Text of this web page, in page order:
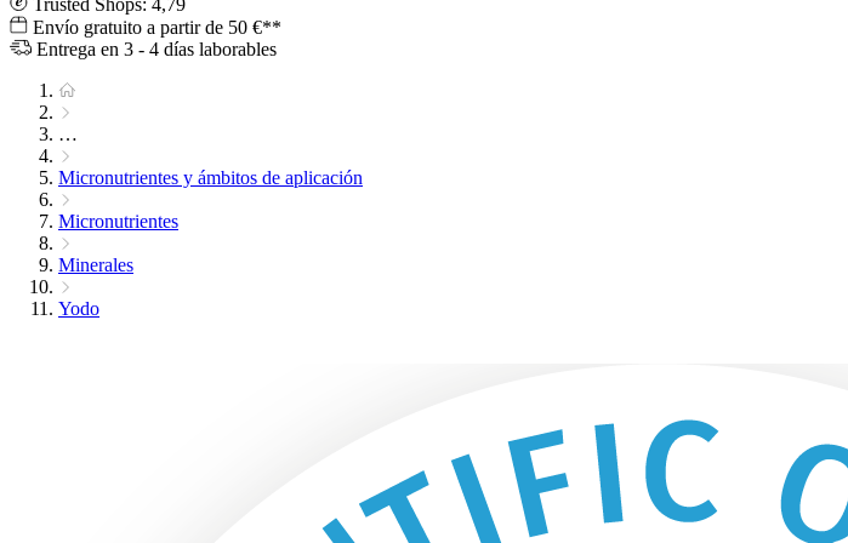
Trusted Shops: 4,79
Envío gratuito a partir de 50 €**
Entrega en 3 - 4 días laborables
…
Micronutrientes y ámbitos de aplicación
Micronutrientes
Minerales
Yodo